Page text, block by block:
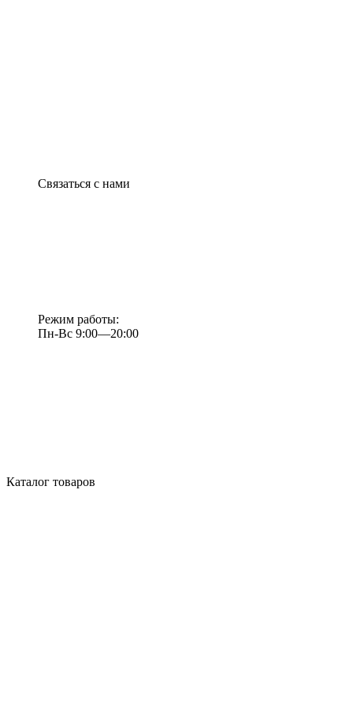
Связаться с нами
Режим работы:
Пн-Вс 9:00—20:00
Каталог товаров